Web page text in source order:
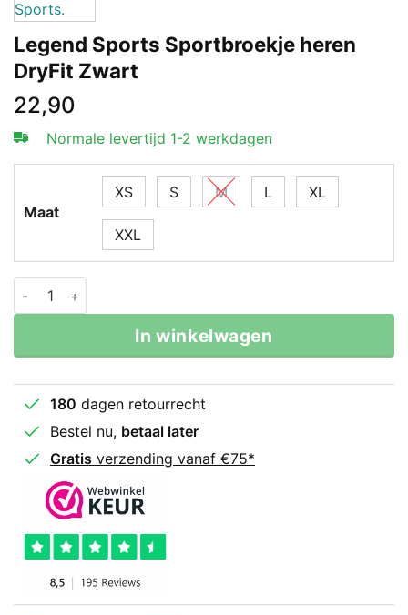
Legend Sports Sportbroekje heren
DryFit Zwart
22,90
Normale levertijd 1-2 werkdagen
Maat
XS S M L XL
XXL
Legend Sports Sportbroekje heren DryFit Zwart aantal
In winkelwagen
180 dagen retourrecht
Bestel nu, betaal later
Gratis verzending vanaf €75*